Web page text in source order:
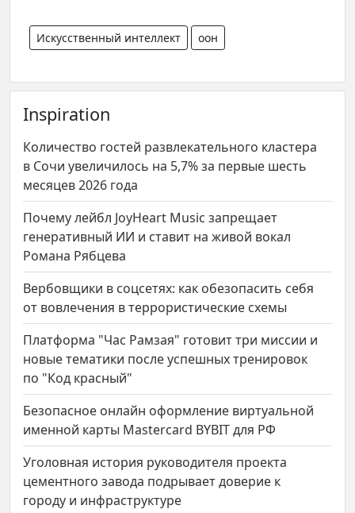
Искусственный интеллект оон
Inspiration
Количество гостей развлекательного кластера
в Сочи увеличилось на 5,7% за первые шесть
месяцев 2026 года
Почему лейбл JoyHeart Music запрещает
генеративный ИИ и ставит на живой вокал
Романа Рябцева
Вербовщики в соцсетях: как обезопасить себя
от вовлечения в террористические схемы
Платформа "Час Рамзая" готовит три миссии и
новые тематики после успешных тренировок
по "Код красный"
Безопасное онлайн оформление виртуальной
именной карты Mastercard BYBIT для РФ
Уголовная история руководителя проекта
цементного завода подрывает доверие к
городу и инфраструктуре